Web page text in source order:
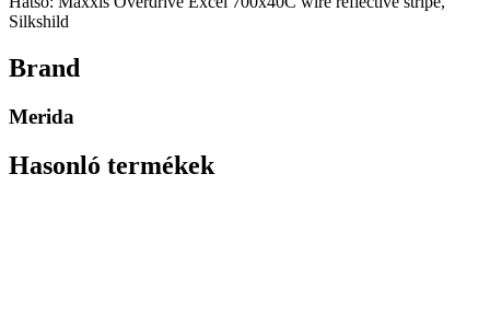
Silkshild
Brand
Merida
Hasonló termékek